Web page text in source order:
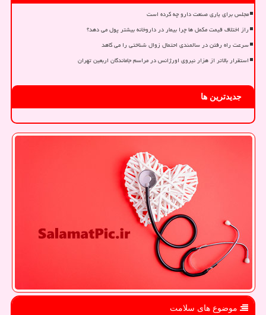
مجلس برای یاری صنعت دارو چه کرده است
راز اختلاف قیمت مکمل ها چرا بیمار در داروخانه بیشتر پول می دهد؟
سرعت راه رفتن در سالمندی احتمال زوال شناختی را می کاهد
استقرار بالاتر از هزار نیروی اورژانس در مراسم جاماندگان اربعین تهران
جدیدترین ها
موضوع های سلامت